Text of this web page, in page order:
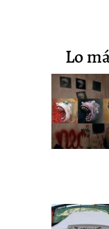
lo